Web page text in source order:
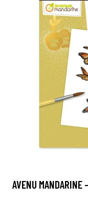
AVENU MANDARINE